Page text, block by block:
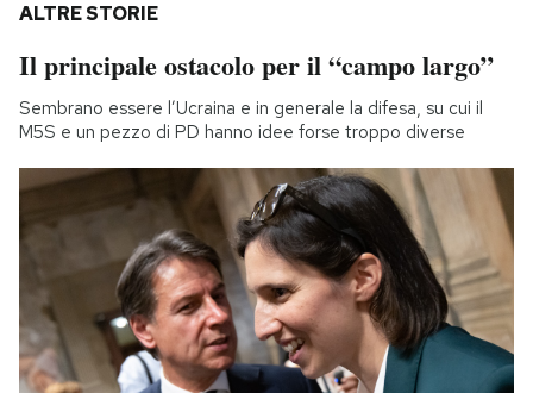
ALTRE STORIE
Il principale ostacolo per il “campo largo”
Sembrano essere l’Ucraina e in generale la difesa, su cui il
M5S e un pezzo di PD hanno idee forse troppo diverse